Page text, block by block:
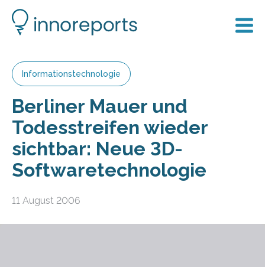
Informationstechnologie
Berliner Mauer und
Todesstreifen wieder
sichtbar: Neue 3D-
Softwaretechnologie
11 August 2006